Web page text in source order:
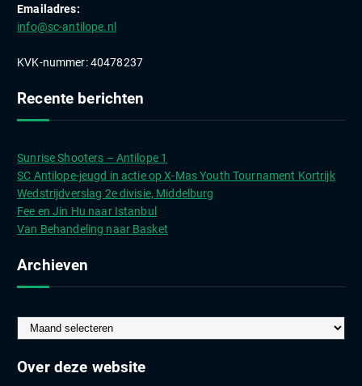
Emailadres:
info@sc-antilope.nl
KVK-nummer: 40478237
Recente berichten
Sunrise Shooters – Antilope 1
SC Antilope-jeugd in actie op X-Mas Youth Tournament Kortrijk
Wedstrijdverslag 2e divisie, Middelburg
Fee en Jin Hu naar Istanbul
Van Behandeling naar Basket
Archieven
r
c
Over deze website